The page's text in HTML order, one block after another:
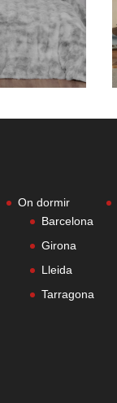
On dormir
Barcelona
Girona
Lleida
Tarragona